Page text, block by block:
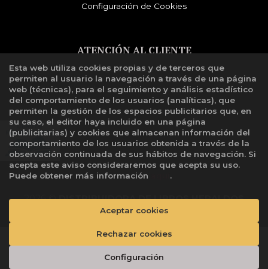
Añadir a mi cesta
Configuración de Cookies
ATENCIÓN AL CLIENTE
Quiénes somos
Libro de reclamaciones
2026 ©DISTRIBUIDORA DE LIBROS HERALDOS
. Todos los Derechos Reservados |
Esta web utiliza cookies propias y de terceros que
permiten al usuario la navegación a través de una página
web (técnicas), para el seguimiento y análisis estadístico
del comportamiento de los usuarios (analíticas), que
permiten la gestión de los espacios publicitarios que, en
su caso, el editor haya incluido en una página
(publicitarias) y cookies que almacenan información del
comportamiento de los usuarios obtenida a través de la
observación continuada de sus hábitos de navegación. Si
acepta este aviso consideraremos que acepta su uso.
Puede obtener más información
.
Configuración
Rechazar cookies
Aceptar cookies